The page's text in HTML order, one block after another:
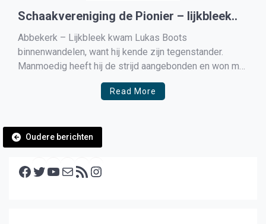
Schaakvereniging de Pionier – lijkbleek..
Abbekerk – Lijkbleek kwam Lukas Boots
binnenwandelen, want hij kende zijn tegenstander.
Manmoedig heeft hij de strijd aangebonden en won met
glans en glorie. Het ging met de overige leden wat
minder goed. We kregen bezoek van HHW3 die met 6
Read More
Berichtennavigatie
Oudere berichten
Facebook Twitter YouTube E-mail RSS feed